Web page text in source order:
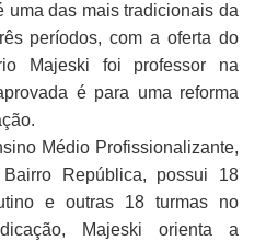
uma das mais tradicionais da
períodos, com a oferta do
Majeski foi professor na
é para uma reforma
Médio Profissionalizante,
República, possui 18
e outras 18 turmas no
Majeski orienta a